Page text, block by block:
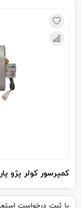
کمپرسور کولر پژو
با ثبت درخواست